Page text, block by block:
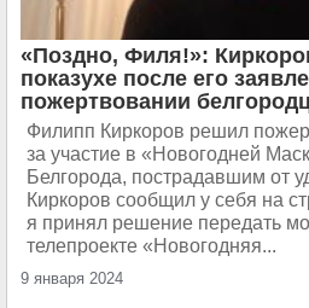
«Поздно, Филя!»:
показухе после его
пожертвовании
Филипп Киркоров решил
за участие в «Новогодней
Белгорода, пострадавшим от
Киркоров сообщил у себя на
я принял решение передать
телепроекте «Новогодняя...
9 января 2024